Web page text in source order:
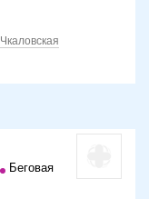
Чкаловская
Беговая